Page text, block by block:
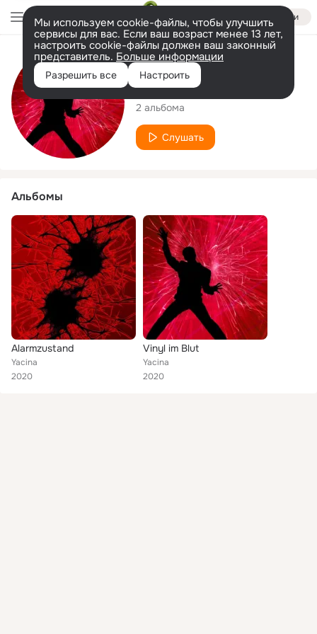
Войти
Мы используем cookie-файлы, чтобы улучшить
сервисы для вас. Если ваш возраст менее 13 лет,
настроить cookie-файлы должен ваш законный
представитель. Больше информации
Разрешить все Настроить
Исполнитель
Yacina
2 альбома
Слушать
Альбомы
Alarmzustand
Yacina
2020
Vinyl im Blut
Yacina
2020